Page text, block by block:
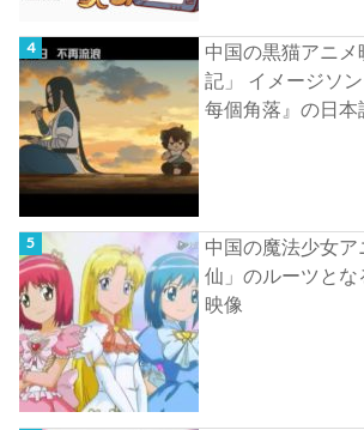
中国の黒猫アニ
記」 イメージソ
每個角落』の日本
中国の魔法少女
仙」のルーツとな
映像